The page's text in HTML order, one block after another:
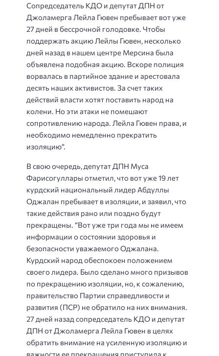
Сопредседатель КДО и депутат ДПН от
Джоламерга Лейла Гювен пребывает вот уже
27 дней в бессрочной голодовке. Чтобы
поддержать акцию Лейлы Гювен, несколько
дней назад в нашем центре Мерсина была
объявлена подобная акцию. Вскоре полиция
ворвалась в партийное здание и арестовала
десять наших активистов. За счет таких
действий власти хотят поставить народ на
колени. Но эти атаки не помешают
сопротивлению народа. Лейла Гювен права, и
необходимо немедленно прекратить
изоляцию”.
В свою очередь, депутат ДПН Муса
Фарисогуллары отметил, что вот уже 19 лет
курдский национальный лидер Абдуллы
Оджалан пребывает в изоляции, и заявил, что
такие действия рано или поздно будут
прекращены. “Вот уже три года мы не имеем
информации о состоянии здоровья и
безопасности уважаемого Оджалана.
Курдский народ обеспокоен положением
своего лидера. Было сделано много призывов
по прекращению изоляции, но, к сожалению,
правительство Партии справедливости и
развития (ПСР) не обратило на них внимания.
27 дней назад сопредседатель КДО и депутат
ДПН от Джоламерга Лейла Гювен в целях
обратить внимание на усиленную изоляцию и
важности ее прекращения приступила к